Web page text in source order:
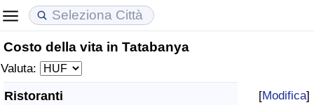
Costo della vita in Tatabanya
Valuta:
Ristoranti [Modifica]
Costo della vita
Indice Del Costo Della Vita (corrente)
Prezzi degli immobili
Indice del Prezzo delle Case (Corrente)
Qualità della Vita
Indice della Qualità della Vita